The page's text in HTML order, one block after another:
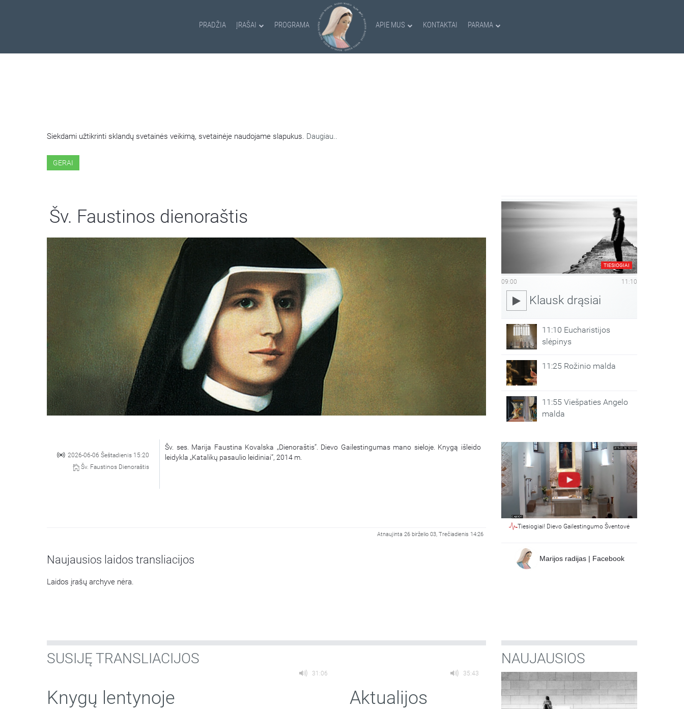
PRADŽIA ĮRAŠAI PROGRAMA APIE MUS KONTAKTAI PARAMA
Siekdami užtikrinti sklandų svetainės veikimą, svetainėje naudojame slapukus. Daugiau..
GERAI
Šv. Faustinos dienoraštis
2026-06-06 Šeštadienis 15:20
Šv. Faustinos Dienoraštis
Šv. ses. Marija Faustina Kovalska „Dienoraštis“. Dievo Gailestingumas mano sieloje. Knygą išleido
leidykla „Katalikų pasaulio leidiniai“, 2014 m.
Atnaujinta 26 birželio 03, Trečiadienis 14:26
Naujausios laidos transliacijos
Laidos įrašų archyve nėra.
TIESIOGIAI
09:00 11:10
Klausk drąsiai
11:10 Eucharistijos
slėpinys
11:25 Rožinio malda
11:55 Viešpaties Angelo
malda
Tiesiogiai! Dievo Gailestingumo Šventovė
Marijos radijas | Facebook
SUSIJĘ TRANSLIACIJOS
31:06
Knygų lentynoje
35:43
Aktualijos
NAUJAUSIOS